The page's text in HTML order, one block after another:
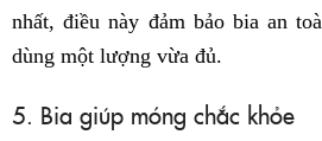
nhất, điều này đảm bảo bia an
dùng một lượng vừa đủ.
5. Bia giúp móng chắc khỏe